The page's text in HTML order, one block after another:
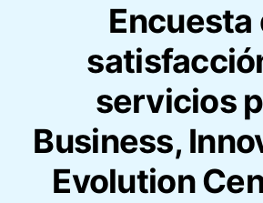
Encuesta
servicios
Business,
Evolution